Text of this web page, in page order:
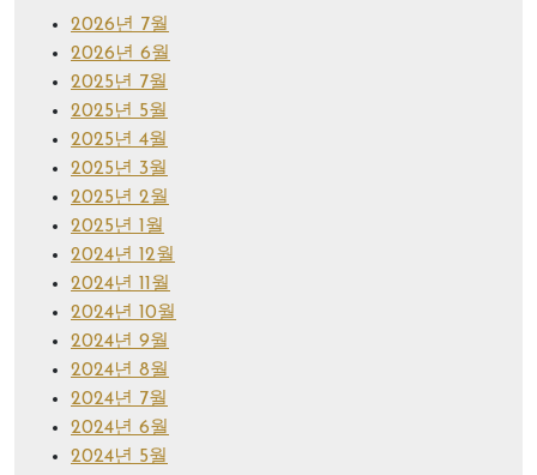
2026년 7월
2026년 6월
2025년 7월
2025년 5월
2025년 4월
2025년 3월
2025년 2월
2025년 1월
2024년 12월
2024년 11월
2024년 10월
2024년 9월
2024년 8월
2024년 7월
2024년 6월
2024년 5월